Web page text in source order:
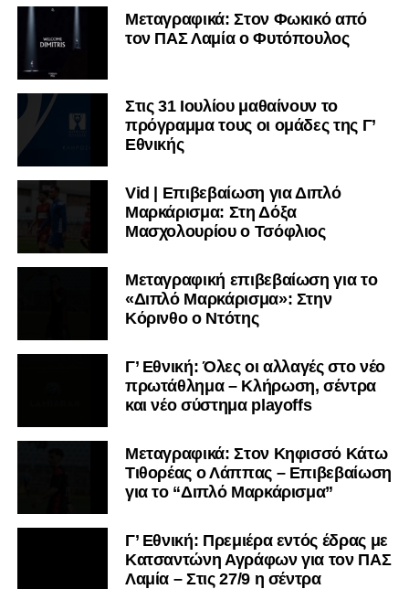
Μεταγραφικά: Στον Φωκικό από
τον ΠΑΣ Λαμία ο Φυτόπουλος
Στις 31 Ιουλίου μαθαίνουν το
πρόγραμμα τους οι ομάδες της Γ’
Εθνικής
Vid | Επιβεβαίωση για Διπλό
Μαρκάρισμα: Στη Δόξα
Μασχολουρίου ο Τσόφλιος
Μεταγραφική επιβεβαίωση για το
«Διπλό Μαρκάρισμα»: Στην
Κόρινθο ο Ντότης
Γ’ Εθνική: Όλες οι αλλαγές στο νέο
πρωτάθλημα – Κλήρωση, σέντρα
και νέο σύστημα playoffs
Μεταγραφικά: Στον Κηφισσό Κάτω
Τιθορέας ο Λάππας – Επιβεβαίωση
για το “Διπλό Μαρκάρισμα”
Γ’ Εθνική: Πρεμιέρα εντός έδρας με
Κατσαντώνη Αγράφων για τον ΠΑΣ
Λαμία – Στις 27/9 η σέντρα